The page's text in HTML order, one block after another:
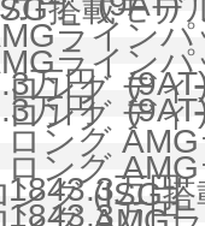
搭載モ
ライン
万円
ライン
万円
ロング デ
ング デ
ング
万円
ング
万円
ング (ISG